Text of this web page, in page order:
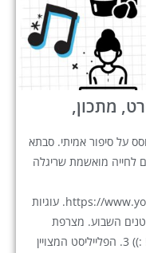
מתכון,
על סיפור אמיתי. סבתא
לחייה מואשמת שריגלה
https://www.youtube.com/watch?v=cqFJh-qUMgE2. עוגיות
השבוע. מצרפת
מתכון בלחיצה כאן (התמונה למעלה זה הן! :)) 3. הפלייליסט המצויין